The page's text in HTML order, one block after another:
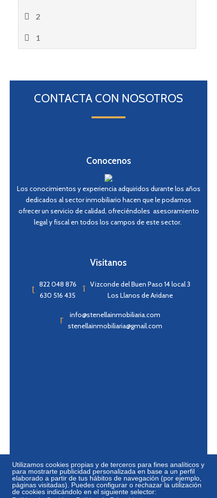
Utilizamos cookies propias y de terceros para fines analíticos y
para mostrarte publicidad personalizada en base a un perfil
elaborado a partir de tus hábitos de navegación (por ejemplo,
páginas visitadas). Puedes configurar o rechazar la utilización
de cookies indicándolo en el siguiente selector:
2
1
CONTACTA CON NOSOTROS
Conocenos
Los conocimientos y experiencia adquiridos durante los años
dedicados al sector inmobiliario hacen que le podamos
ofrecer un servicio de calidad, ofreciéndoles asesoramiento
legal y fiscal en todos los campos de este sector.
Visitanos
822 048 876
630 516 435
Vizconde del Buen Paso 14 local 3
Los Llanos de Aridane
info@stenellainmobiliaria.com
stenellainmobiliaria@gmail.com